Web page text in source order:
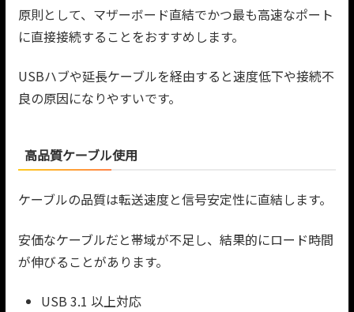
原則として、マザーボード直結でかつ最も高速なポート
に直接接続することをおすすめします。
USBハブや延長ケーブルを経由すると速度低下や接続不
良の原因になりやすいです。
高品質ケーブル使用
ケーブルの品質は転送速度と信号安定性に直結します。
安価なケーブルだと帯域が不足し、結果的にロード時間
が伸びることがあります。
USB 3.1 以上対応